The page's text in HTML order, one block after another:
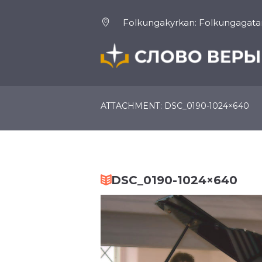
Folkungakyrkan:
ГЛАВНАЯ О НАС
ATTACHMENT: DSC_0190-1024×640
DSC_0190-1024×640